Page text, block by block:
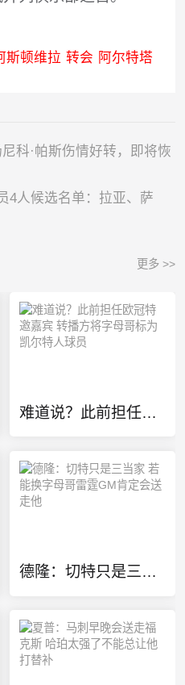
斯顿维拉 转会 阿尔特塔
科·帕斯伤情好转，即将恢
4人候选名单：拉亚、萨
更多 >>
难道说？此前担任欧冠特邀嘉宾 转播方将字母哥标为凯尔特人球员
德隆：切特只是三当家 若能换字母哥雷霆GM肯定会送走他